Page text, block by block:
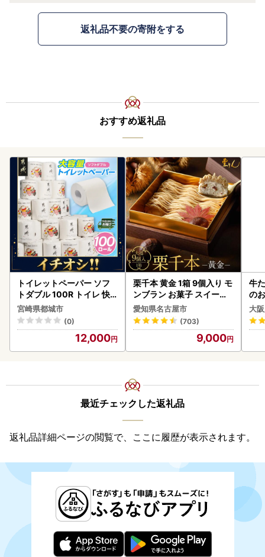
返礼品不要の寄附をする
おすすめ返礼品
トイレットペーパー ソフ
トダブル 100R トイレ 快
速〔12-I5-TP100-R〕
宮崎県都城市
(0)
12,000
栗千本 黄金 1箱 9個入り モ
ンブラン お菓子 スイーツ
デザート モンブラン 人気
愛知県名古屋市
(703)
9,000
牛
の
大
最近チェックした返礼品
返礼品詳細ページの閲覧で、ここに履歴が表示されます。